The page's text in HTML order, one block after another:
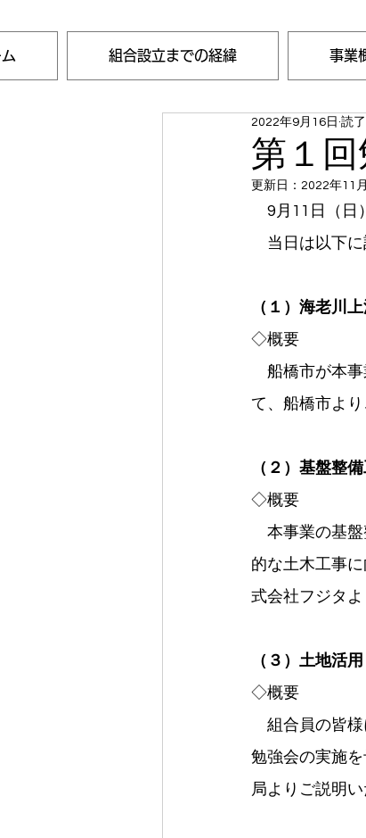
組合設立までの経緯 事業
第１
2022年9月16日 読
更新日： 2022年11
9月11日（日
当日は以下に
（１）海老川
◇概要
船橋市が本事
て、船橋市より
（２）基盤整
◇概要
本事業の基盤
的な土木工事
式会社フジタよ
（３）土地活
◇概要
組合員の皆様
勉強会の実施
局よりご説明い